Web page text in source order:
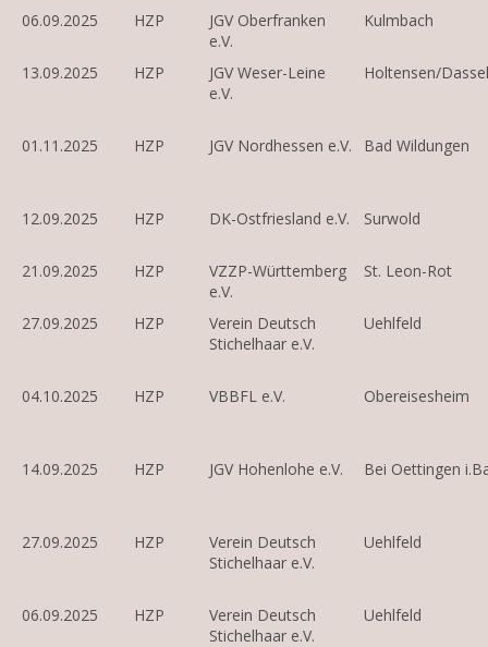
06.09.2025 HZP
JGV Oberfranken
e.V.
Kulmbach
13.09.2025 HZP
JGV Weser-Leine
e.V.
Holtensen/Dassel
01.11.2025 HZP JGV Nordhessen e.V. Bad Wildungen
12.09.2025 HZP DK-Ostfriesland e.V. Surwold
21.09.2025 HZP
VZZP-Württemberg
e.V.
St. Leon-Rot
27.09.2025 HZP
Verein Deutsch
Stichelhaar e.V.
Uehlfeld
04.10.2025 HZP VBBFL e.V. Obereisesheim
14.09.2025 HZP JGV Hohenlohe e.V. Bei Oettingen
27.09.2025 HZP
Verein Deutsch
Stichelhaar e.V.
Uehlfeld
06.09.2025 HZP
Verein Deutsch
Stichelhaar e.V.
Uehlfeld